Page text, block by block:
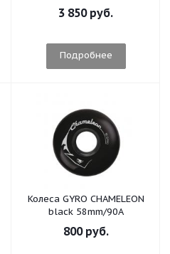
3 850 руб.
Подробнее
Колеса GYRO CHAMELEON
black 58mm/90A
800 руб.